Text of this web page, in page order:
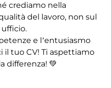
crediamo nella
del lavoro, non sul
e l’entusiasmo
il tuo CV! Ti aspettiamo
differenza! 💚